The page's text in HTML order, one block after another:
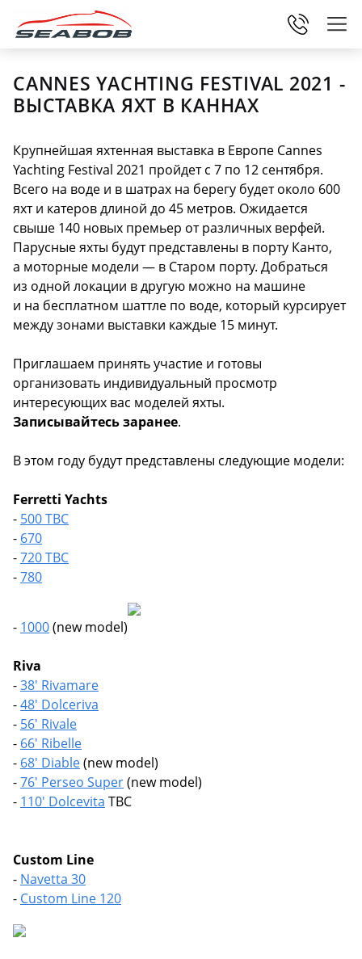
СANNES YACHTING FESTIVAL 2021 -
ВЫСТАВКА ЯХТ В КАННАХ
Крупнейшая яхтенная выставка в Европе Сannes
Yachting Festival 2021 пройдет с 7 по 12 сентября.
Всего на воде и в шатрах на берегу будет около 600
яхт и катеров длиной до 45 метров. Ожидается
свыше 140 новых премьер от различных верфей.
Парусные яхты будут представлены в порту Канто,
а моторные модели — в Старом порту. Добраться
из одной локации в другую можно на машине
и на бесплатном шаттле по воде, который курсирует
между зонами выставки каждые 15 минут.
Приглашаем принять участие и готовы
организовать индивидуальный просмотр
интересующих вас моделей яхты.
Записывайтесь заранее.
В этом году будут представлены следующие модели:
Ferretti Yachts
- 500 TBC
- 670
-720 TBC
-780
- 1000(new model)
Riva
-38' Rivamare
-48' Dolceriva
- 56' Rivale
- 66' Ribelle
- 68' Diable(new model)
-76' Perseo Super(new model)
- 110' Dolcevita TBC
Custom Line
- Navetta 30
- Custom Line 120